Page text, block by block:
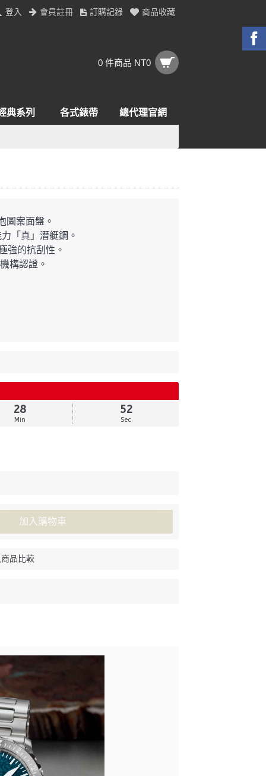
登入 會員註冊 訂購記錄 商品收藏
0 件商品 NT0
典系列 各式錶帶 總代理官網
圖案面盤。
「真」潛艇鋼。
強的抗刮性。
構認證。
28
Min
50
Sec
加入購物車
品比較